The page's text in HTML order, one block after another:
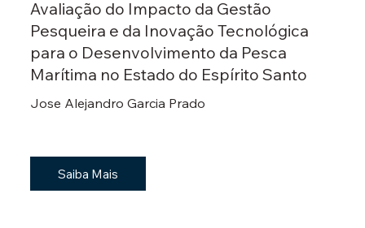
Avaliação do Impacto da Gestão
Pesqueira e da Inovação Tecnológica
para o Desenvolvimento da Pesca
Marítima no Estado do Espírito Santo
Jose Alejandro Garcia Prado
Saiba Mais